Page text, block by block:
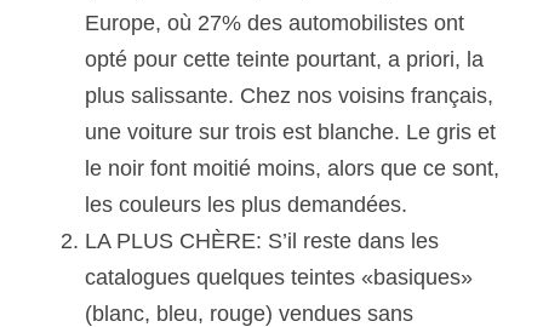
Europe, où 27% des automobilistes ont
opté pour cette teinte pourtant, a priori, la
plus salissante. Chez nos voisins français,
une voiture sur trois est blanche. Le gris et
le noir font moitié moins, alors que ce sont,
les couleurs les plus demandées.
LA PLUS CHÈRE: S’il reste dans les
catalogues quelques teintes «basiques»
(blanc, bleu, rouge) vendues sans